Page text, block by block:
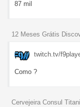
87 mil
12 Meses Grátis
twitch.tv/
Como ?
Cervejeira Consul